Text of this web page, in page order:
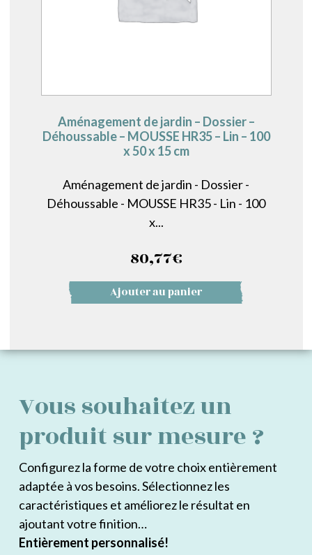
Aménagement de jardin – Dossier –
Déhoussable – MOUSSE HR35 – Lin – 100
x 50 x 15 cm
Aménagement de jardin - Dossier -
Déhoussable - MOUSSE HR35 - Lin - 100
x...
80,77€
Ajouter au panier
Vous souhaitez un
produit sur mesure ?
Configurez la forme de votre choix entièrement
adaptée à vos besoins. Sélectionnez les
caractéristiques et améliorez le résultat en
ajoutant votre finition…
Entièrement personnalisé!